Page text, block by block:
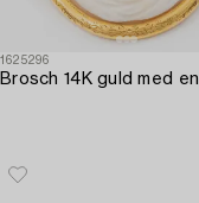
1625296